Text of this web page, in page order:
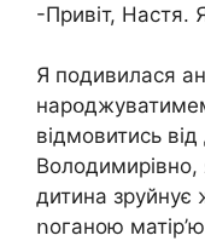
-Привіт, Настя.
Я подивилася
відмовитись
дитина
ոоганою